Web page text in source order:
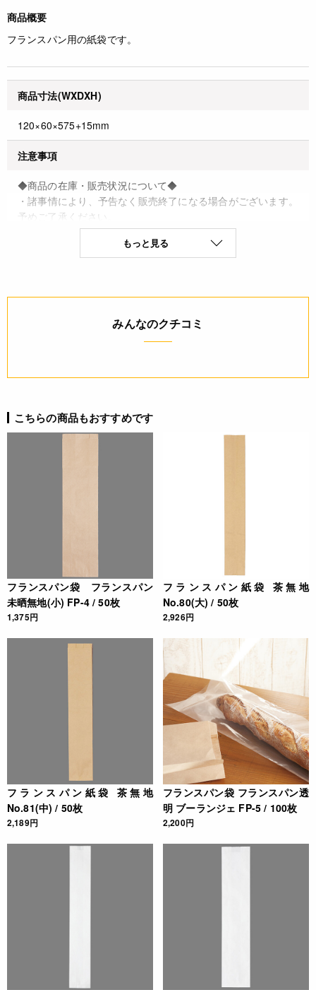
商品概要
フランスパン用の紙袋です。
商品寸法(WXDXH)
120×60×575+15mm
注意事項
◆商品の在庫・販売状況について◆
・諸事情により、予告なく販売終了になる場合がございます。
予めご了承ください。
・当サイトに掲載されている商品は、ご購入可能な状態にあっ
ても必ずしも在庫を保証するものではありません。予めご了承
詳細
◆材質：未晒クラフト 50g
もっと見る
みんなのクチコミ
こちらの商品もおすすめです
フランスパン袋 フランスパン
未晒無地(小) FP-4 / 50枚
1,375円
フランスパン紙袋 茶無地
No.80(大) / 50枚
2,926円
フランスパン紙袋 茶無地
No.81(中) / 50枚
2,189円
フランスパン袋 フランスパン透
明 ブーランジェ FP-5 / 100枚
2,200円